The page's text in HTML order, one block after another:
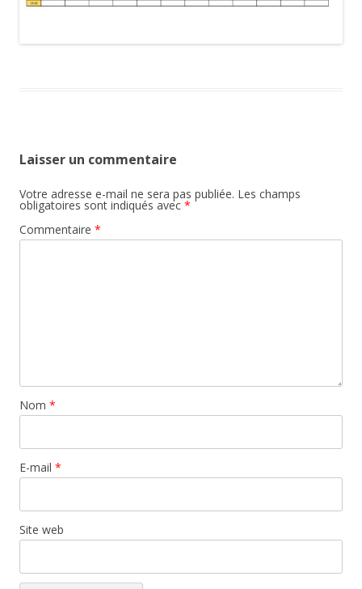
Laisser un commentaire
Votre adresse e-mail ne sera pas publiée. Les champs
obligatoires sont indiqués avec *
Commentaire *
Nom *
E-mail *
Site web